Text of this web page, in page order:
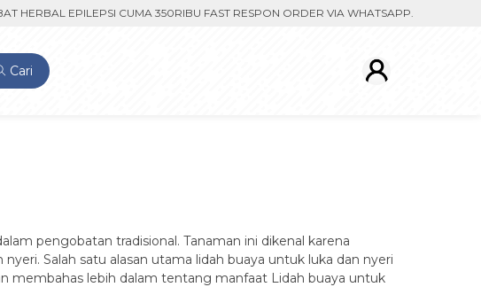
EPILEPSI CUMA 350RIBU FAST RESPON ORDER VIA WHATSAPP. PENGIRIMAN
Cari
pengobatan tradisional. Tanaman ini dikenal karena
Salah satu alasan utama lidah buaya untuk luka dan nyeri
membahas lebih dalam tentang manfaat Lidah buaya untuk